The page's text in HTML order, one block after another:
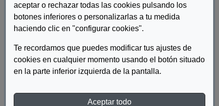
aceptar o rechazar todas las cookies pulsando los
botones inferiores o personalizarlas a tu medida
haciendo clic en "configurar cookies".
Te recordamos que puedes modificar tus ajustes de
cookies en cualquier momento usando el botón situado
en la parte inferior izquierda de la pantalla.
Aceptar todo
Autor/es:Fundación ONCE
Descripcion:
La Fundación ONCE y Citibeats analizan las opiniones de los
ciudadanos para identificar las potenciales barreras a las que se
enfrentan las personas con discapacidad en España.
DESCARGAR MAPA DE ACCESIBILIDAD EN
TWITTER: LA CIUDADANÍA SIGUE OPINANDO